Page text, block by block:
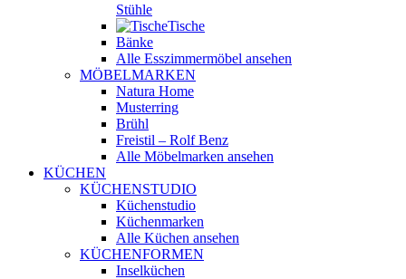
Stühle
Tische
Bänke
Alle Esszimmermöbel ansehen
MÖBELMARKEN
Natura Home
Musterring
Brühl
Freistil – Rolf Benz
Alle Möbelmarken ansehen
KÜCHEN
KÜCHENSTUDIO
Küchenstudio
Küchenmarken
Alle Küchen ansehen
KÜCHENFORMEN
Inselküchen